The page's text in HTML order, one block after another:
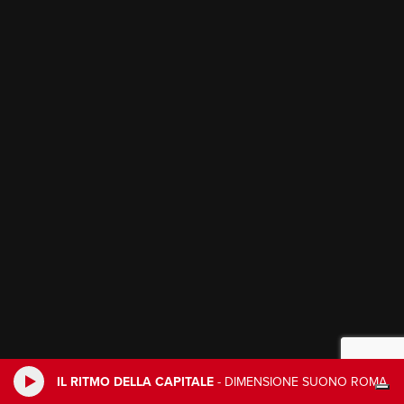
IL RITMO DELLA CAPITALE - DIMENSIONE SUONO ROMA